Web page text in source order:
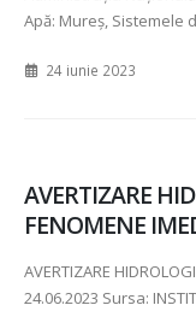
Apă: Mureș, Sistemele
24 iunie 2023
AVERTIZARE
FENOMENE
AVERTIZARE
24.06.2023 Sursa: